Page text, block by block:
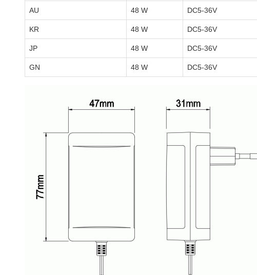
AU 48 W DC5-36V
KR 48 W DC5-36V
JP 48 W DC5-36V
GN 48 W DC5-36V